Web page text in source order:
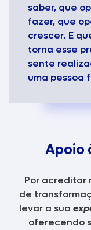
saber, que
fazer, que
crescer. E
torna esse
sente
uma pessoa
Apoio
Por acreditar
de
levar a sua
oferecendo